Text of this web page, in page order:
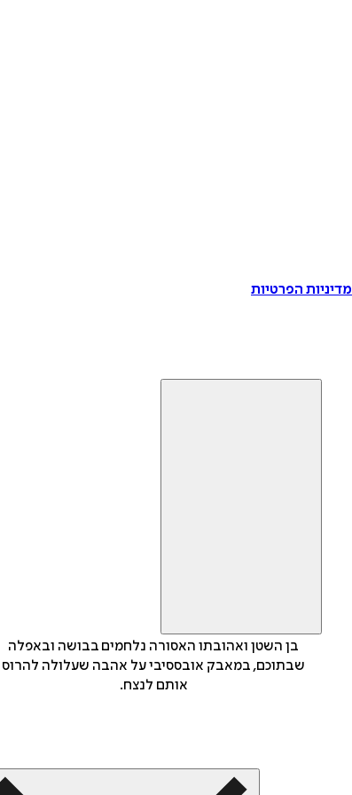
הפרטיות
בן השטן ואהובתו האסורה נלחמים בבושה ובאפלה
שבתוכם, במאבק אובססיבי על אהבה שעלולה להרוס
אותם לנצח.